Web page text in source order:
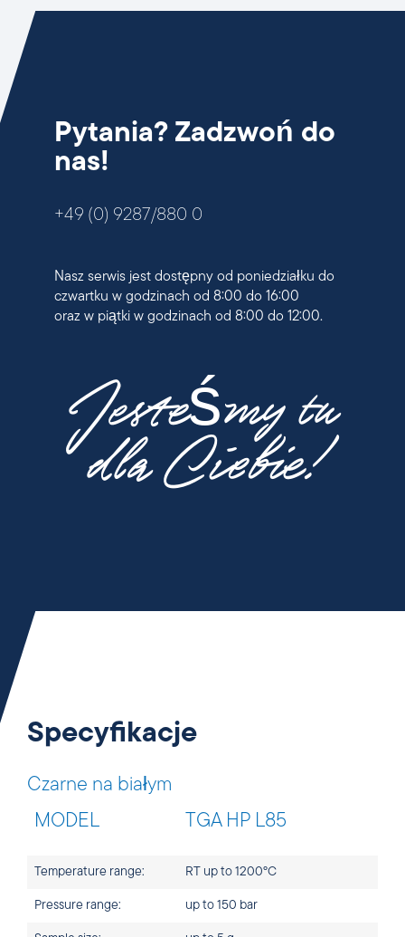
Pytania? Zadzwoń do
nas!
+49 (0) 9287/880 0
Nasz serwis jest dostępny od poniedziałku do
czwartku w godzinach od 8:00 do 16:00
oraz w piątki w godzinach od 8:00 do 12:00.
Jesteśmy tu
dla Ciebie!
Specyfikacje
Czarne na białym
MODEL
TGA HP L85
Temperature range: RT up to 1200°C
Pressure range: up to 150 bar